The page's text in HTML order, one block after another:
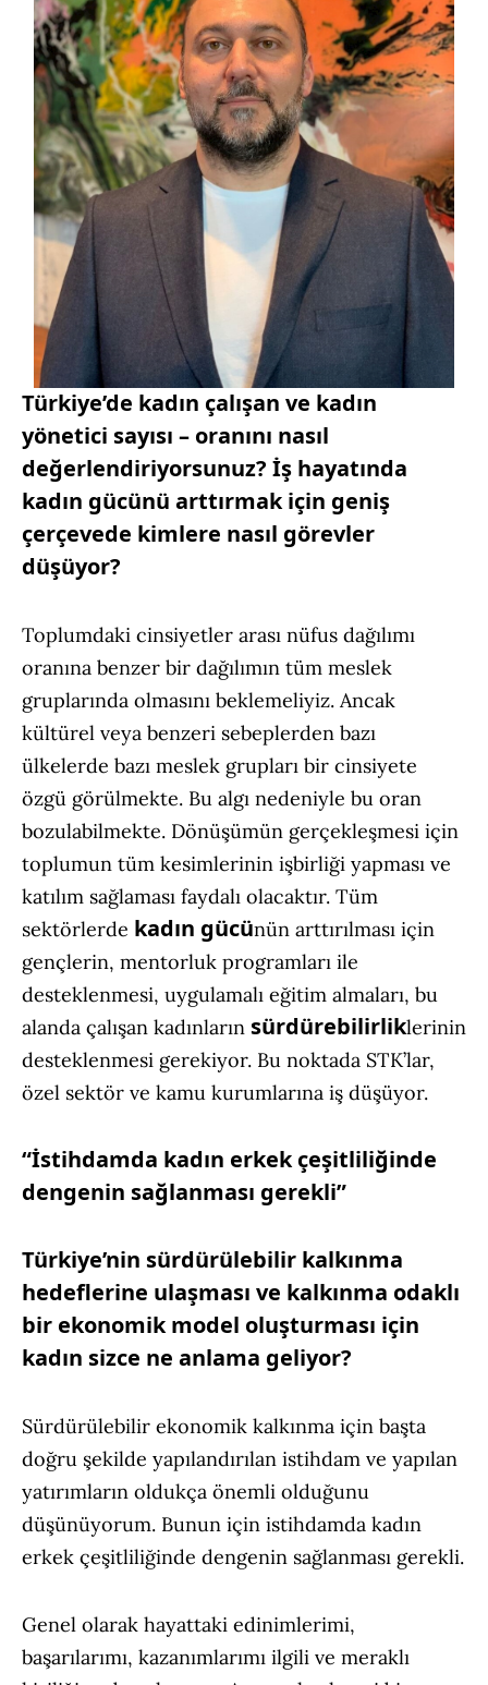
Türkiye’de kadın çalışan ve kadın
yönetici sayısı – oranını nasıl
değerlendiriyorsunuz? İş hayatında
kadın gücünü arttırmak için geniş
çerçevede kimlere nasıl görevler
düşüyor?
Toplumdaki cinsiyetler arası nüfus dağılımı
oranına benzer bir dağılımın tüm meslek
gruplarında olmasını beklemeliyiz. Ancak
kültürel veya benzeri sebeplerden bazı
ülkelerde bazı meslek grupları bir cinsiyete
özgü görülmekte. Bu algı nedeniyle bu oran
bozulabilmekte. Dönüşümün gerçekleşmesi için
toplumun tüm kesimlerinin işbirliği yapması ve
katılım sağlaması faydalı olacaktır. Tüm
sektörlerde kadın gücünün arttırılması için
gençlerin, mentorluk programları ile
desteklenmesi, uygulamalı eğitim almaları, bu
alanda çalışan kadınların sürdürebilirliklerinin
desteklenmesi gerekiyor. Bu noktada STK’lar,
özel sektör ve kamu kurumlarına iş düşüyor.
“İstihdamda kadın erkek çeşitliliğinde
dengenin sağlanması gerekli”
Türkiye’nin sürdürülebilir kalkınma
hedeflerine ulaşması ve kalkınma odaklı
bir ekonomik model oluşturması için
kadın sizce ne anlama geliyor?
Sürdürülebilir ekonomik kalkınma için başta
doğru şekilde yapılandırılan istihdam ve yapılan
yatırımların oldukça önemli olduğunu
düşünüyorum. Bunun için istihdamda kadın
erkek çeşitliliğinde dengenin sağlanması gerekli.
Genel olarak hayattaki edinimlerimi,
başarılarımı, kazanımlarımı ilgili ve meraklı